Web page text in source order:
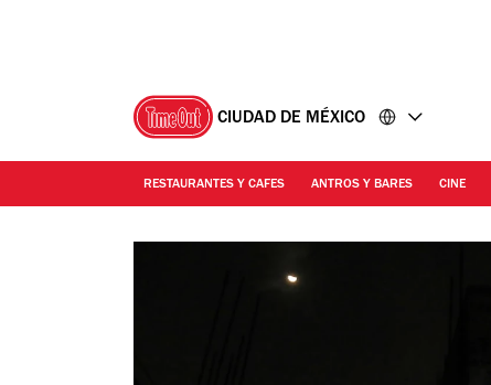
CIUDAD DE MÉXICO
RESTAURANTES Y CAFES ANTROS Y BARES CINE